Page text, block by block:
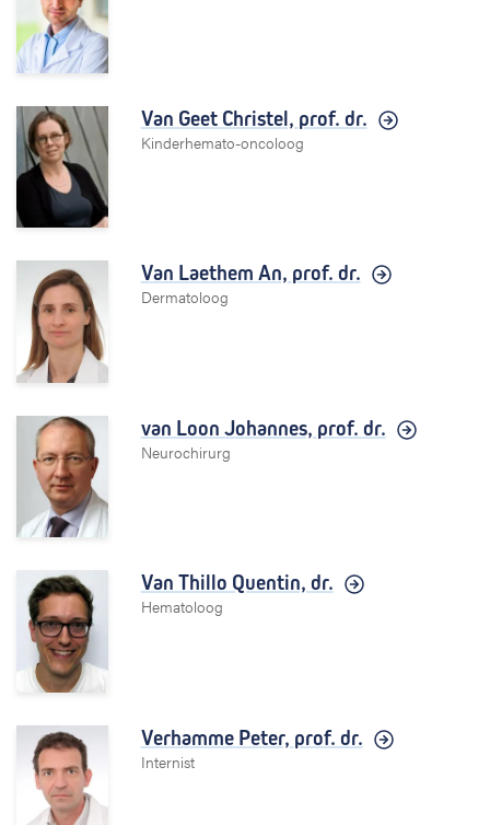
Van Geet Christel, prof. dr.
Kinderhemato-oncoloog
Van Laethem An, prof. dr.
Dermatoloog
van Loon Johannes, prof. dr.
Neurochirurg
Van Thillo Quentin, dr.
Hematoloog
Verhamme Peter, prof. dr.
Internist